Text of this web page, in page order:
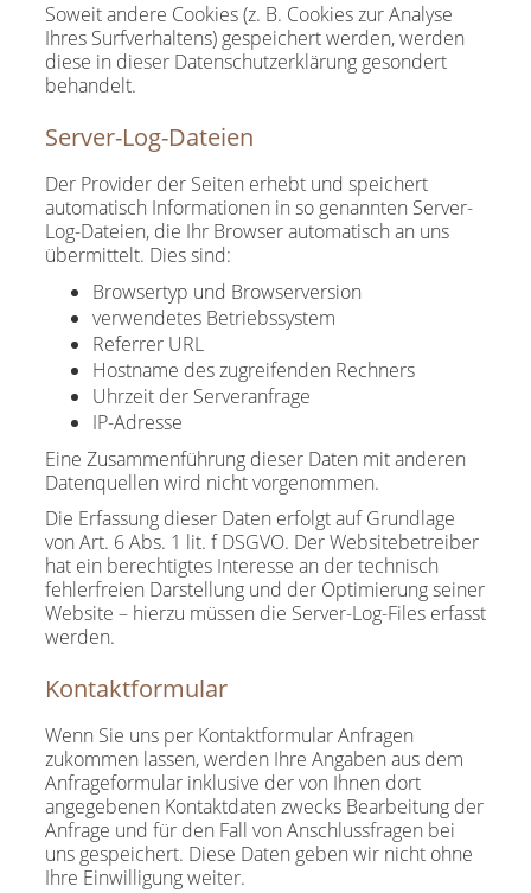
Soweit andere Cookies (z. B. Cookies zur Analyse
Ihres Surfverhaltens) gespeichert werden, werden
diese in dieser Datenschutzerklärung gesondert
behandelt.
Server-Log-Dateien
Der Provider der Seiten erhebt und speichert
automatisch Informationen in so genannten Server-
Log-Dateien, die Ihr Browser automatisch an uns
übermittelt. Dies sind:
Browsertyp und Browserversion
verwendetes Betriebssystem
Referrer URL
Hostname des zugreifenden Rechners
Uhrzeit der Serveranfrage
IP-Adresse
Eine Zusammenführung dieser Daten mit anderen
Datenquellen wird nicht vorgenommen.
Die Erfassung dieser Daten erfolgt auf Grundlage
von Art. 6 Abs. 1 lit. f DSGVO. Der Websitebetreiber
hat ein berechtigtes Interesse an der technisch
fehlerfreien Darstellung und der Optimierung seiner
Website – hierzu müssen die Server-Log-Files erfasst
werden.
Kontaktformular
Wenn Sie uns per Kontaktformular Anfragen
zukommen lassen, werden Ihre Angaben aus dem
Anfrageformular inklusive der von Ihnen dort
angegebenen Kontaktdaten zwecks Bearbeitung der
Anfrage und für den Fall von Anschlussfragen bei
uns gespeichert. Diese Daten geben wir nicht ohne
Ihre Einwilligung weiter.